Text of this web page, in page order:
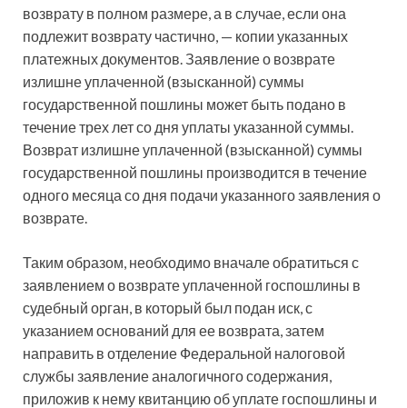
возврату в полном размере, а в случае, если она
подлежит возврату частично, — копии указанных
платежных документов. Заявление о возврате
излишне уплаченной (взысканной) суммы
государственной пошлины может быть подано в
течение трех лет со дня уплаты указанной суммы.
Возврат излишне уплаченной (взысканной) суммы
государственной пошлины производится в течение
одного месяца со дня подачи указанного заявления о
возврате.
Таким образом, необходимо вначале обратиться с
заявлением о возврате уплаченной госпошлины в
судебный орган, в который был подан иск, с
указанием оснований для ее возврата, затем
направить в отделение Федеральной налоговой
службы заявление аналогичного содержания,
приложив к нему квитанцию об уплате госпошлины и